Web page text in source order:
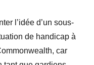
l’idée d’un sous-
de handicap à
car